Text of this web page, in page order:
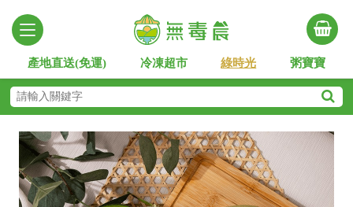
產地直送(免運) 冷凍超市 綠時光 粥寶寶